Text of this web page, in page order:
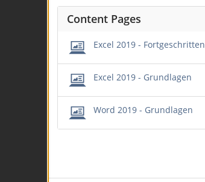
Content Pages
Excel 2019 - Fortgeschritten
Excel 2019 - Grundlagen
Word 2019 - Grundlagen